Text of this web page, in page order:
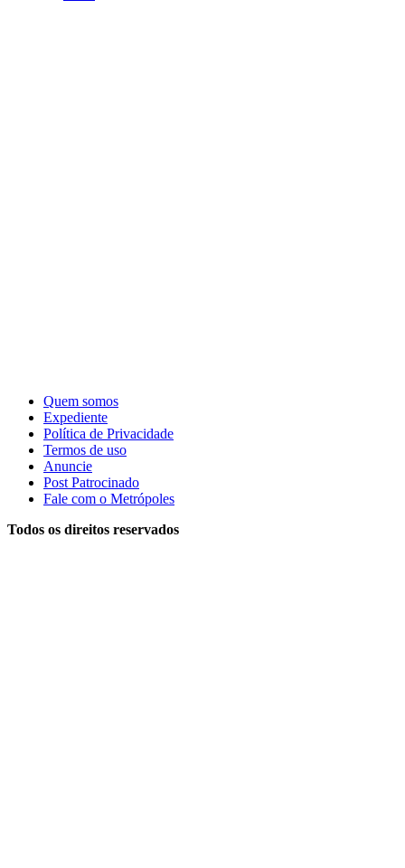
Quem somos
Expediente
Política de Privacidade
Termos de uso
Anuncie
Post Patrocinado
Fale com o Metrópoles
Todos os direitos reservados